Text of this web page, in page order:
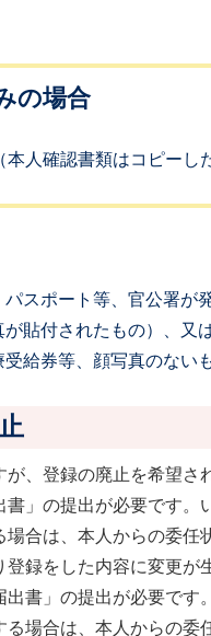
の場合
人確認書類はコピーし
スポート等、官公署が
貼付されたもの）、又
給券等、顔写真のない
、登録の廃止を希望さ
」の提出が必要です。
合は、本人からの委任
録をした内容に変更が
出書」の提出が必要です
場合は、本人からの委